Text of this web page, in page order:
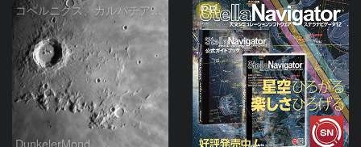
コペルニクス、カルパチア山脈付近
DunkelerMond
PR